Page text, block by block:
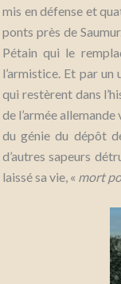
mis en défense et
ponts près de
Pétain qui le
l’armistice. Et par
qui restèrent dans
de l’armée
du génie du dépôt
d’autres sapeurs
laissé sa vie, « mort